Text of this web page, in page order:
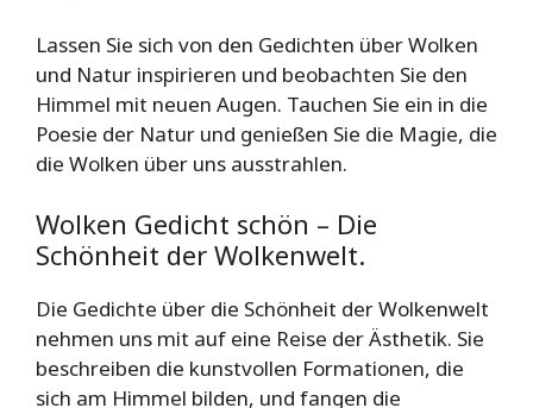
Lassen Sie sich von den Gedichten über Wolken
und Natur inspirieren und beobachten Sie den
Himmel mit neuen Augen. Tauchen Sie ein in die
Poesie der Natur und genießen Sie die Magie, die
die Wolken über uns ausstrahlen.
Wolken Gedicht schön – Die
Schönheit der Wolkenwelt.
Die Gedichte über die Schönheit der Wolkenwelt
nehmen uns mit auf eine Reise der Ästhetik. Sie
beschreiben die kunstvollen Formationen, die
sich am Himmel bilden, und fangen die